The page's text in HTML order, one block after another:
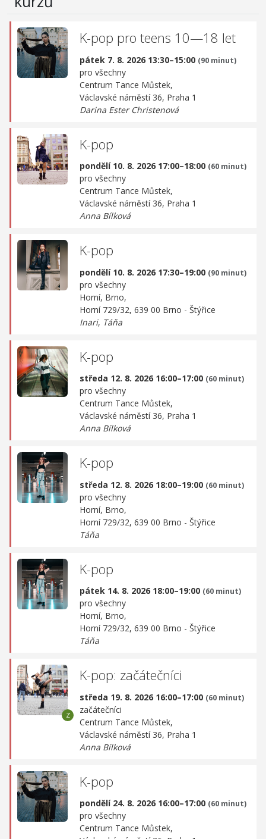
K-pop pro teens 10—18 let
pátek 7. 8. 2026 13:30–15:00 (90 minut)
pro všechny
Centrum Tance Můstek,
Václavské náměstí 36, Praha 1
Darina Ester Christenová
K-pop
pondělí 10. 8. 2026 17:00–18:00 (60 minut)
pro všechny
Centrum Tance Můstek,
Václavské náměstí 36, Praha 1
Anna Bílková
K-pop
pondělí 10. 8. 2026 17:30–19:00 (90 minut)
pro všechny
Horní, Brno,
Horní 729/32, 639 00 Brno - Štýřice
Inari, Táňa
K-pop
středa 12. 8. 2026 16:00–17:00 (60 minut)
pro všechny
Centrum Tance Můstek,
Václavské náměstí 36, Praha 1
Anna Bílková
K-pop
středa 12. 8. 2026 18:00–19:00 (60 minut)
pro všechny
Horní, Brno,
Horní 729/32, 639 00 Brno - Štýřice
Táňa
K-pop
pátek 14. 8. 2026 18:00–19:00 (60 minut)
pro všechny
Horní, Brno,
Horní 729/32, 639 00 Brno - Štýřice
Táňa
K-pop: začátečníci
středa 19. 8. 2026 16:00–17:00 (60 minut)
začátečníci
Centrum Tance Můstek,
Václavské náměstí 36, Praha 1
Anna Bílková
K-pop
pondělí 24. 8. 2026 16:00–17:00 (60 minut)
pro všechny
Centrum Tance Můstek,